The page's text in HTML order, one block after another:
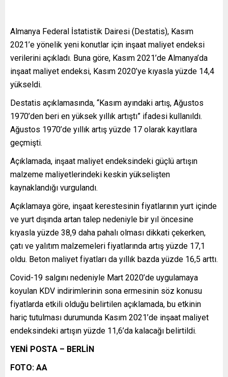
Almanya Federal İstatistik Dairesi (Destatis), Kasım
2021’e yönelik yeni konutlar için inşaat maliyet endeksi
verilerini açıkladı. Buna göre, Kasım 2021’de Almanya’da
inşaat maliyet endeksi, Kasım 2020’ye kıyasla yüzde 14,4
yükseldi.
Destatis açıklamasında, “Kasım ayındaki artış, Ağustos
1970’den beri en yüksek yıllık artıştı” ifadesi kullanıldı.
Ağustos 1970’de yıllık artış yüzde 17 olarak kayıtlara
geçmişti.
Açıklamada, inşaat maliyet endeksindeki güçlü artışın
malzeme maliyetlerindeki keskin yükselişten
kaynaklandığı vurgulandı.
Açıklamaya göre, inşaat kerestesinin fiyatlarının yurt içinde
ve yurt dışında artan talep nedeniyle bir yıl öncesine
kıyasla yüzde 38,9 daha pahalı olması dikkati çekerken,
çatı ve yalıtım malzemeleri fiyatlarında artış yüzde 17,1
oldu. Beton maliyet fiyatları da yıllık bazda yüzde 16,5 arttı.
Covid-19 salgını nedeniyle Mart 2020’de uygulamaya
koyulan KDV indirimlerinin sona ermesinin söz konusu
fiyatlarda etkili olduğu belirtilen açıklamada, bu etkinin
hariç tutulması durumunda Kasım 2021’de inşaat maliyet
endeksindeki artışın yüzde 11,6’da kalacağı belirtildi.
YENİ POSTA – BERLİN
FOTO: AA